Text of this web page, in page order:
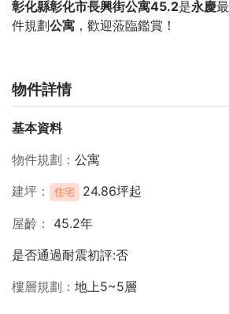
彰化縣彰化市長興街公寓45.2是永慶
件規劃公寓 ，歡迎蒞臨鑑賞！
物件詳情
基本資料
物件規劃
公寓
建坪
住宅 24.86坪起
屋齡
45.2年
是否通過耐震初評:否
樓層規劃
地上5~5層